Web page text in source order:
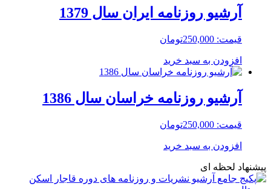
آرشیو روزنامه ایران سال 1379
قیمت: 250,000تومان
افزودن به سبد خرید
آرشیو روزنامه خراسان سال 1386
قیمت: 250,000تومان
افزودن به سبد خرید
پیشنهاد لحظه ای